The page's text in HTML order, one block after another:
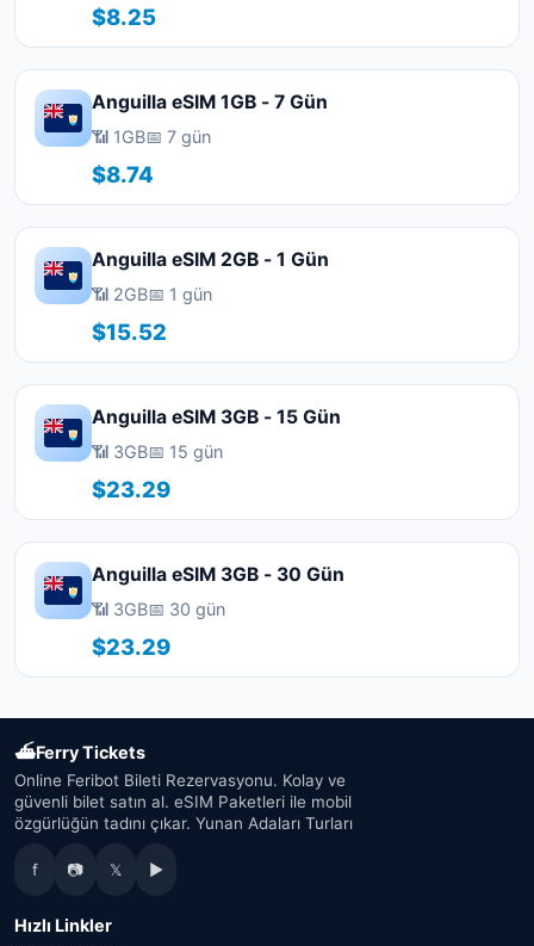
$8.25
Anguilla eSIM 1GB - 7 Gün
📶 1GB📅 7 gün
$8.74
Anguilla eSIM 2GB - 1 Gün
📶 2GB📅 1 gün
$15.52
Anguilla eSIM 3GB - 15 Gün
📶 3GB📅 15 gün
$23.29
Anguilla eSIM 3GB - 30 Gün
📶 3GB📅 30 gün
$23.29
⛴Ferry Tickets
Online Feribot Bileti Rezervasyonu. Kolay ve
güvenli bilet satın al. eSIM Paketleri ile mobil
özgürlüğün tadını çıkar. Yunan Adaları Turları
f 📷 𝕏 ▶
Hızlı Linkler